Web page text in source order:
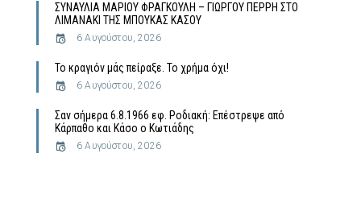
ΣΥΝΑΥΛΙΑ ΜΑΡΙΟΥ ΦΡΑΓΚΟΥΛΗ – ΓΙΩΡΓΟΥ ΠΕΡΡΗ ΣΤΟ
ΛΙΜΑΝΑΚΙ ΤΗΣ ΜΠΟΥΚΑΣ ΚΑΣΟΥ
6 Αυγούστου, 2026
Το κραγιόν μάς πείραξε. Το χρήμα όχι!
6 Αυγούστου, 2026
Σαν σήμερα 6.8.1966 εφ. Ροδιακή: Επέστρεψε από
Κάρπαθο και Κάσο ο Κωτιάδης
6 Αυγούστου, 2026